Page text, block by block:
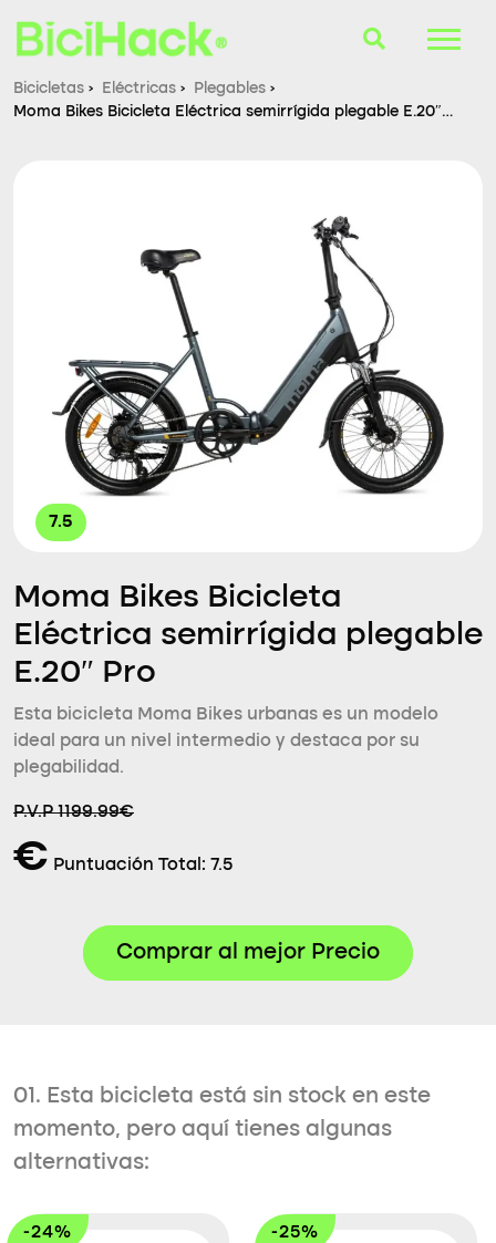
Accesorios
Consultorio
Blog
Bicicletas › Eléctricas › Plegables ›
Moma Bikes Bicicleta Eléctrica semirrígida plegable E.20″
7.5
Moma Bikes Bicicleta
Eléctrica semirrígida plegable
E.20″ Pro
Esta bicicleta Moma Bikes urbanas es un modelo
ideal para un nivel intermedio y destaca por su
plegabilidad.
P.V.P 1199.99€
€ Puntuación Total: 7.5
Comprar al mejor Precio
01. Esta bicicleta está sin stock en este
momento, pero aquí tienes algunas
alternativas:
-24% -25%